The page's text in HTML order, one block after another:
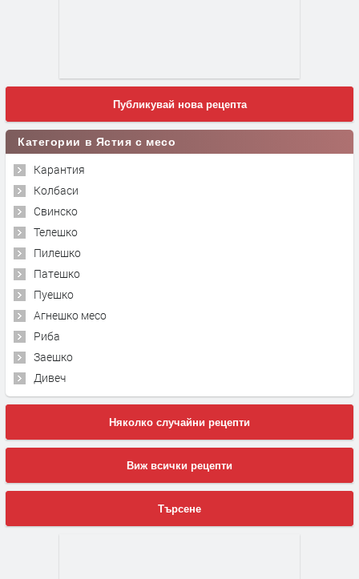
Публикувай нова рецепта
Категории в Ястия с месо
Карантия
Колбаси
Свинско
Телешко
Пилешко
Патешко
Пуешко
Агнешко месо
Риба
Заешко
Дивеч
Няколко случайни рецепти
Виж всички рецепти
Търсене